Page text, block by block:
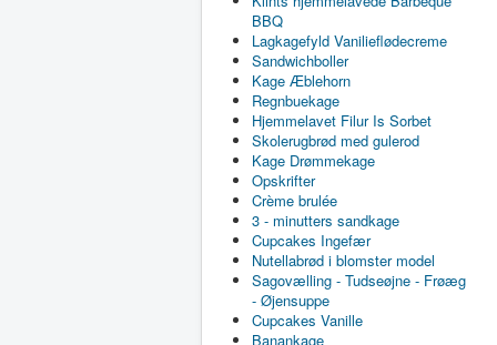
BBQ
Lagkagefyld Vanilieflødecreme
Sandwichboller
Kage Æblehorn
Regnbuekage
Hjemmelavet Filur Is Sorbet
Skolerugbrød med gulerod
Kage Drømmekage
Opskrifter
Crème brulée
3 - minutters sandkage
Cupcakes Ingefær
Nutellabrød i blomster model
Sagovælling - Tudseøjne - Frøæg
- Øjensuppe
Cupcakes Vanille
Banankage